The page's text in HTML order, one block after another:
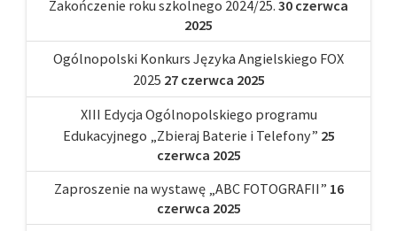
Zakończenie roku szkolnego 2024/25. 30 czerwca
2025
Ogólnopolski Konkurs Języka Angielskiego FOX
2025 27 czerwca 2025
XIII Edycja Ogólnopolskiego programu
Edukacyjnego „Zbieraj Baterie i Telefony” 25
czerwca 2025
Zaproszenie na wystawę „ABC FOTOGRAFII” 16
czerwca 2025